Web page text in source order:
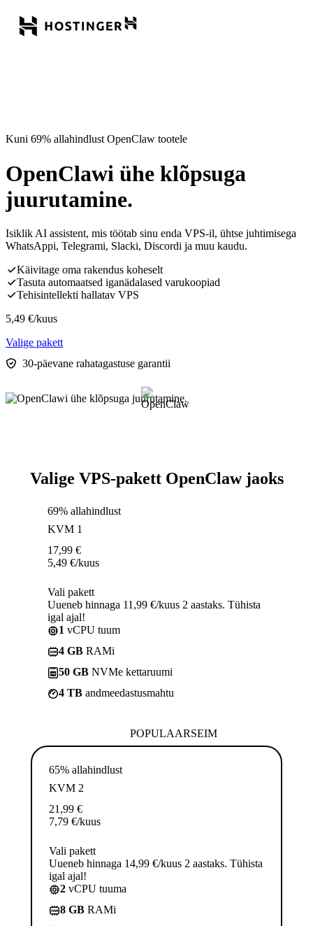
Kuni 69% allahindlust OpenClaw tootele
OpenClawi ühe klõpsuga
juurutamine.
Isiklik AI assistent, mis töötab sinu enda VPS-il, ühtse juhtimisega
WhatsAppi, Telegrami, Slacki, Discordi ja muu kaudu.
Käivitage oma rakendus koheselt
Tasuta automaatsed iganädalased varukoopiad
Tehisintellekti hallatav VPS
5,49 €/kuus
Valige pakett
30-päevane rahatagastuse garantii
Valige VPS-pakett OpenClaw jaoks
69% allahindlust
KVM 1
17,99 €
5,49 €/kuus
Vali pakett
Uueneb hinnaga 11,99 €/kuus 2 aastaks. Tühista
igal ajal!
1 vCPU tuum
4 GB RAMi
50 GB NVMe kettaruumi
4 TB andmeedastusmahtu
POPULAARSEIM
65% allahindlust
KVM 2
21,99 €
7,79 €/kuus
Vali pakett
Uueneb hinnaga 14,99 €/kuus 2 aastaks. Tühista
igal ajal!
2 vCPU tuuma
8 GB RAMi